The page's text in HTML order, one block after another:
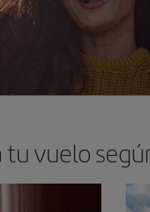
vuelo